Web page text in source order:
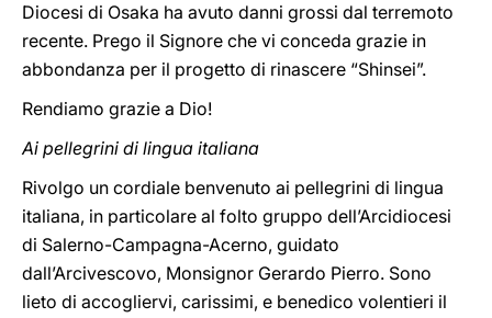
Diocesi di Osaka ha avuto danni grossi dal terremoto
recente. Prego il Signore che vi conceda grazie in
abbondanza per il progetto di rinascere “Shinsei”.
Rendiamo grazie a Dio!
Ai pellegrini di lingua italiana
Rivolgo un cordiale benvenuto ai pellegrini di lingua
italiana, in particolare al folto gruppo dell’Arcidiocesi
di Salerno-Campagna-Acerno, guidato
dall’Arcivescovo, Monsignor Gerardo Pierro. Sono
lieto di accogliervi, carissimi, e benedico volentieri il